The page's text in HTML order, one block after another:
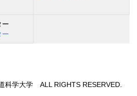
ー
ー
科学大学 ALL RIGHTS RESERVED.